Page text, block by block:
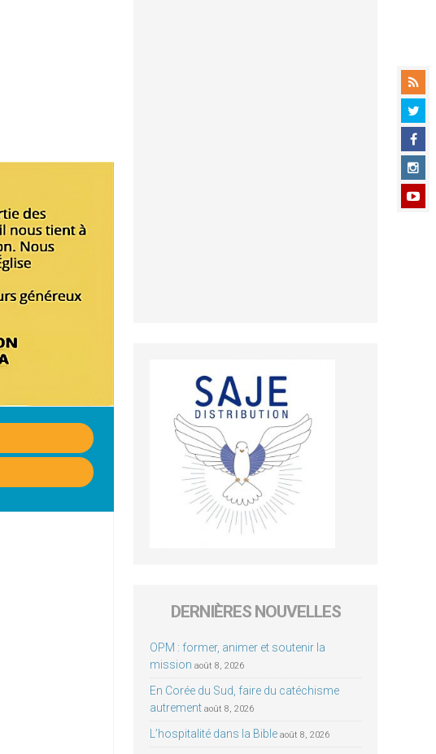
DERNIÈRES NOUVELLES
OPM : former, animer et soutenir la
mission août 8, 2026
En Corée du Sud, faire du catéchisme
autrement août 8, 2026
L’hospitalité dans la Bible août 8, 2026